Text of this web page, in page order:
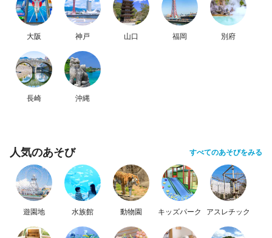
大阪 神戸 山口 福岡 別府
長崎 沖縄
人気のあそび すべてのあそびをみる
遊園地 水族館 動物園 キッズパーク アスレチック